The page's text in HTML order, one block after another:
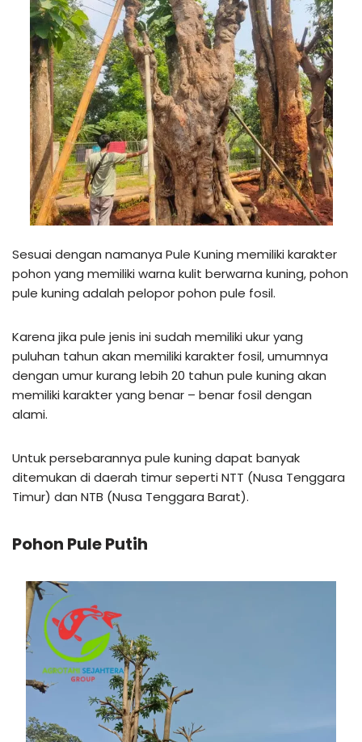
Sesuai dengan namanya Pule Kuning memiliki karakter
pohon yang memiliki warna kulit berwarna kuning, pohon
pule kuning adalah pelopor pohon pule fosil.
Karena jika pule jenis ini sudah memiliki ukur yang
puluhan tahun akan memiliki karakter fosil, umumnya
dengan umur kurang lebih 20 tahun pule kuning akan
memiliki karakter yang benar – benar fosil dengan
alami.
Untuk persebarannya pule kuning dapat banyak
ditemukan di daerah timur seperti NTT (Nusa Tenggara
Timur) dan NTB (Nusa Tenggara Barat).
Pohon Pule Putih